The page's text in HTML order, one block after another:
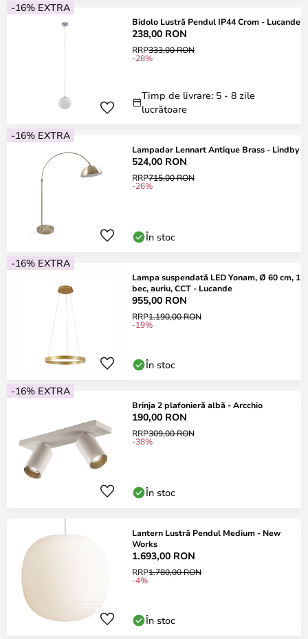
-16% EXTRA
Bidolo Lustră Pendul IP44 Crom - Lucande
238,00 RON
RRP333,00 RON
-28%
Timp de livrare: 5 - 8 zile
lucrătoare
-16% EXTRA
Lampadar Lennart Antique Brass - Lindby
524,00 RON
RRP715,00 RON
-26%
În stoc
-16% EXTRA
Lampa suspendată LED Yonam, Ø 60 cm, 1
bec, auriu, CCT - Lucande
955,00 RON
RRP1.190,00 RON
-19%
În stoc
-16% EXTRA
Brinja 2 plafonieră albă - Arcchio
190,00 RON
RRP309,00 RON
-38%
În stoc
Lantern Lustră Pendul Medium - New
Works
1.693,00 RON
RRP1.780,00 RON
-4%
În stoc